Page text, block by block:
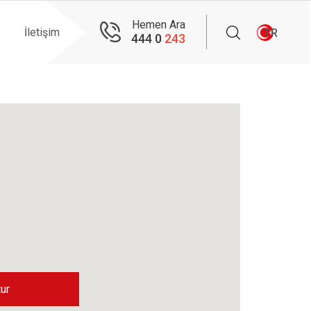
İletişim
Hemen Ara
444 0 243 TR